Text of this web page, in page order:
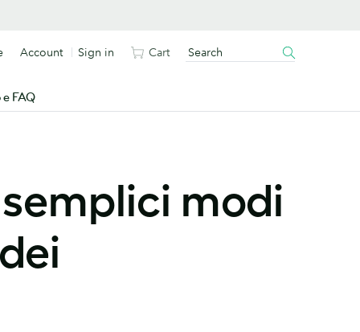
FAQ
Account Sign in Cart
modi